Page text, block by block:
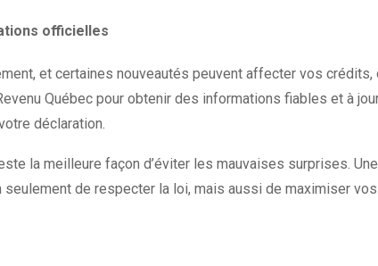
officielles
et certaines nouveautés peuvent affecter vos
Québec pour obtenir des informations fiables et à
déclaration.
la meilleure façon d’éviter les mauvaises surprises.
de respecter la loi, mais aussi de maximiser